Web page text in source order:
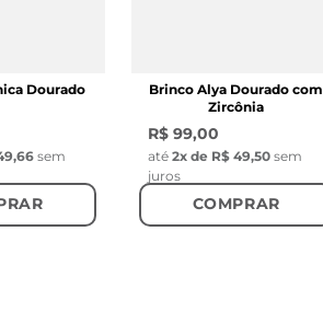
Dourado
sem
Brinco Alya Dourado com
Zircônia
R$ 99,00
até 2x de R$ 49,50 sem
juros
COMPRAR